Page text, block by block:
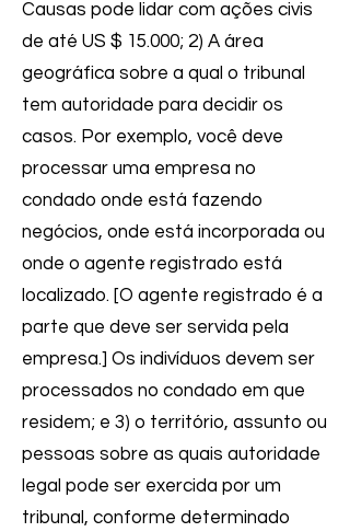
Causas pode lidar com ações civis
de até US $ 15.000; 2) A área
geográfica sobre a qual o tribunal
tem autoridade para decidir os
casos. Por exemplo, você deve
processar uma empresa no
condado onde está fazendo
negócios, onde está incorporada ou
onde o agente registrado está
localizado. [O agente registrado é a
parte que deve ser servida pela
empresa.] Os indivíduos devem ser
processados no condado em que
residem; e 3) o território, assunto ou
pessoas sobre as quais autoridade
legal pode ser exercida por um
tribunal, conforme determinado